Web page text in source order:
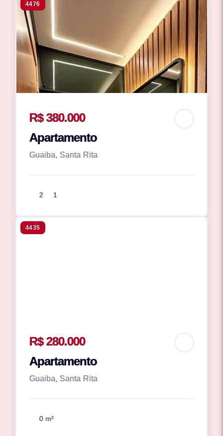
4476
R$ 380.000
Apartamento
Guaiba, Santa Rita
2 1
4435
R$ 280.000
Apartamento
Guaiba, Santa Rita
0 m²